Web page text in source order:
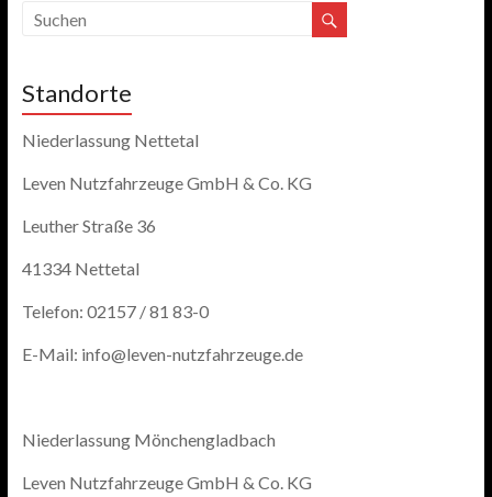
Standorte
Niederlassung Nettetal
Leven Nutzfahrzeuge GmbH & Co. KG
Leuther Straße 36
41334 Nettetal
Telefon: 02157 / 81 83-0
E-Mail: info@leven-nutzfahrzeuge.de
Niederlassung Mönchengladbach
Leven Nutzfahrzeuge GmbH & Co. KG